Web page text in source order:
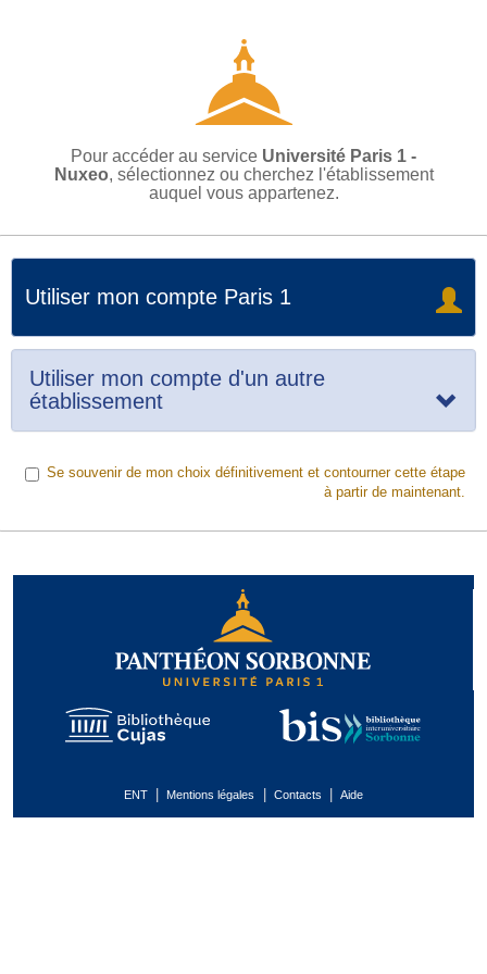
Pour accéder au service Université Paris 1 -
Nuxeo, sélectionnez ou cherchez l'établissement
auquel vous appartenez.
Utiliser mon compte Paris 1
Utiliser mon compte d'un autre
établissement
Se souvenir de mon choix définitivement et contourner cette étape
à partir de maintenant.
ENT | Mentions légales | Contacts | Aide